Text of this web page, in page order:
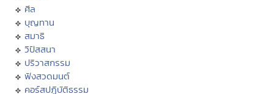
ศีล
บุญทาน
สมาธิ
วิปัสสนา
ปริวาสกรรม
ฟังสวดมนต์
คอร์สปฏิบัติธรรม